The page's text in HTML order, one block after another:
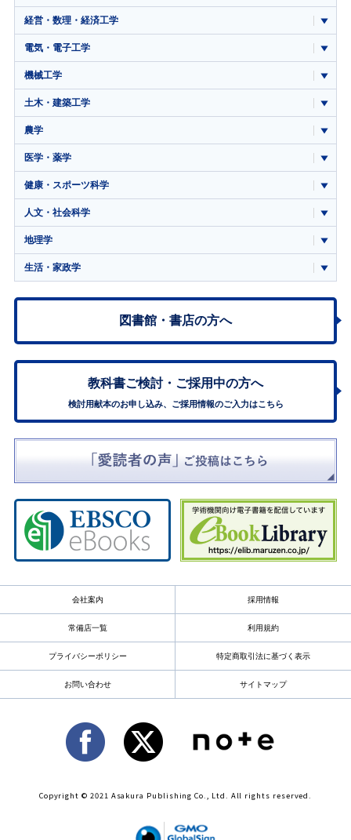
経営・数理・経済工学
電気・電子工学
機械工学
土木・建築工学
農学
医学・薬学
健康・スポーツ科学
人文・社会科学
地理学
生活・家政学
図書館・書店の方へ
教科書ご検討・ ご採用中の方へ
検討用献本のお申し込み、ご採用情報のご入力はこちら
会社案内 採用情報
常備店一覧 利用規約
プライバシーポリシー 特定商取引法に基づく表示
お問い合わせ サイトマップ
Copyright © 2021 Asakura Publishing Co., Ltd. All rights reserved.